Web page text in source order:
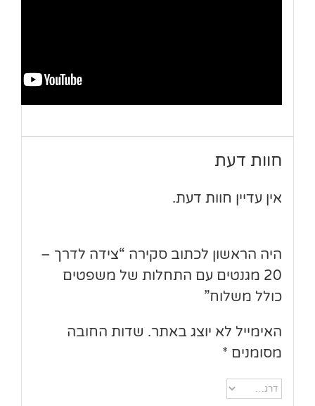
חוות דעת
אין עדיין חוות דעת.
היה הראשון לכתוב סקירה “צידה לדרך –
20 מגנטים עם התחלות של משפטים
כולל משלוח”
האימייל לא יוצג באתר. שדות החובה
מסומנים *